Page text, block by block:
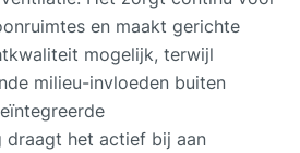
en maakt gerichte
mogelijk, terwijl
milieu-invloeden buiten
draagt het actief bij aan